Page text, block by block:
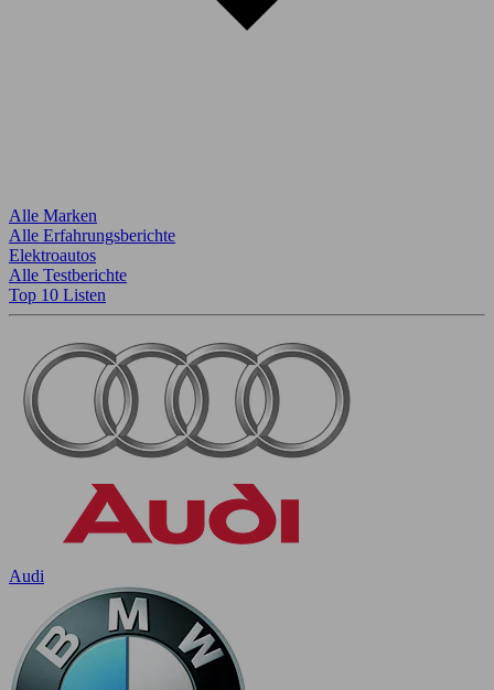
Alle Marken
Alle Erfahrungsberichte
Elektroautos
Alle Testberichte
Top 10 Listen
Audi